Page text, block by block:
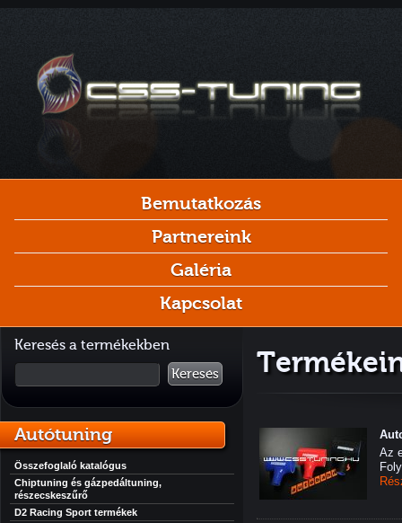
Bemutatkozás
Partnereink
Galéria
Kapcsolat
Keresés a termékekben
Keresés
Autótuning
Összefoglaló katalógus
Chiptuning és gázpedáltuning,
részecskeszűrő
D2 Racing Sport termékek
Az